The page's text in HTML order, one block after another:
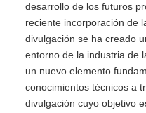
desarrollo de los futuros
reciente incorporación de
divulgación se ha creado
entorno de la industria de
un nuevo elemento
conocimientos técnicos a
divulgación cuyo objetivo